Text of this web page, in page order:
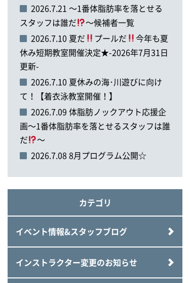
2026.7.21 ～1番体脂肪率を落とせる
スタッフは誰だ
～候補者一覧
2026.7.10 夏だ
プールだ
今年も夏
休み短期教室開催決定★-2026年7月31日
更新-
2026.7.10 夏休みの海･川遊びに向け
て！【着衣泳教室開催！】
2026.7.09 体脂肪ノックアウト応援企
画～1番体脂肪率を落とせるスタッフは誰
だ
～
2026.7.08 8月プログラム公開☆
カテゴリ
イベント情報&スタッフブログ
インストラクター変更のお知らせ